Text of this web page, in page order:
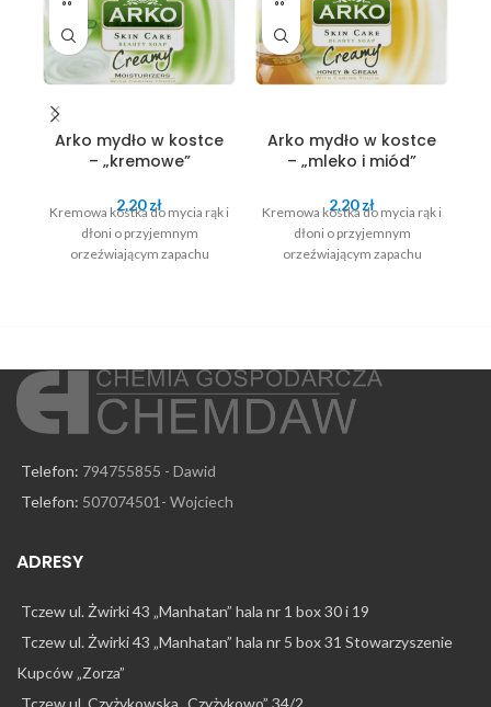
Arko mydło w kostce
– „kremowe”
2.20zł
Kremowa kostka do mycia rąk i
dłoni o przyjemnym
orzeźwiającym zapachu
Arko mydło w kostce
– „mleko i miód”
2.20zł
Kremowa kostka do mycia rąk i
dłoni o przyjemnym
orzeźwiającym zapachu
Telefon: 794755855 - Dawid
Telefon: 507074501- Wojciech
ADRESY
Tczew ul. Żwirki 43 „Manhatan” hala nr 1 box 30 i 19
Tczew ul. Żwirki 43 „Manhatan” hala nr 5 box 31 Stowarzyszenie
Kupców „Zorza”